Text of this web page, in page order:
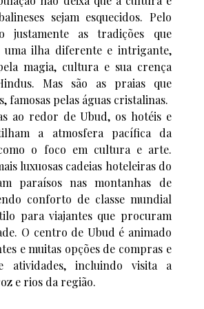
sejam esquecidos. Pelo
justamente as tradições que
uma ilha diferente e intrigante,
magia, cultura e sua crença
Mas são as praias que
famosas pelas águas cristalinas.
ao redor de Ubud, os hotéis e
a atmosfera pacífica da
o foco em cultura e arte.
luxuosas cadeias hoteleiras do
paraísos nas montanhas de
conforto de classe mundial
para viajantes que procuram
O centro de Ubud é animado
e muitas opções de compras e
atividades, incluindo visita a
e rios da região.